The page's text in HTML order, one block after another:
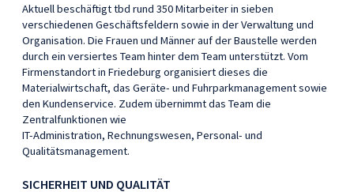
Aktuell beschäftigt tbd rund 350 Mitarbeiter in sieben
verschiedenen Geschäftsfeldern sowie in der Verwaltung und
Organisation. Die Frauen und Männer auf der Baustelle werden
durch ein versiertes Team hinter dem Team unterstützt. Vom
Firmenstandort in Friedeburg organisiert dieses die
Materialwirtschaft, das Geräte- und Fuhrparkmanagement sowie
den Kundenservice. Zudem übernimmt das Team die
Zentralfunktionen wie
IT-Administration, Rechnungswesen, Personal- und
Qualitätsmanagement.
SICHERHEIT UND QUALITÄT